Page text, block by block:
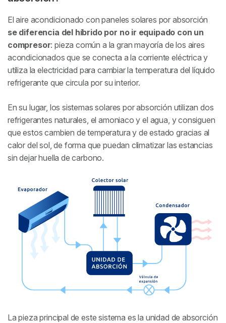
El aire acondicionado con paneles solares por absorción
se diferencia del híbrido por no ir equipado con un
compresor: pieza común a la gran mayoría de los aires
acondicionados que se conecta a la corriente eléctrica y
utiliza la electricidad para cambiar la temperatura del líquido
refrigerante que circula por su interior.
En su lugar, los sistemas solares por absorción utilizan dos
refrigerantes naturales, el amoniaco y el agua, y consiguen
que estos cambien de temperatura y de estado gracias al
calor del sol, de forma que puedan climatizar las estancias
sin dejar huella de carbono.
La pieza principal de este sistema es la unidad de absorción